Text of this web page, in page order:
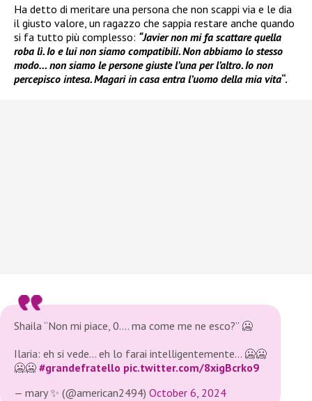
Ha detto di meritare una persona che non scappi via e le dia
il giusto valore, un ragazzo che sappia restare anche quando
si fa tutto più complesso: “Javier non mi fa scattare quella
roba lì. Io e lui non siamo compatibili. Non abbiamo lo stesso
modo… non siamo le persone giuste l’una per l’altro. Io non
percepisco intesa. Magari in casa entra l’uomo della mia vita“.
Shaila “Non mi piace, 0…. ma come me ne esco?” 🥶
Ilaria: eh si vede… eh lo farai intelligentemente… 🥶🥶
🥶🥶 #grandefratello pic.twitter.com/8xigBcrko9
— mary ✨ (@american2494) October 6, 2024